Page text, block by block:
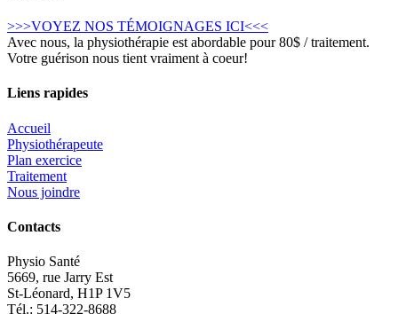
>>>VOYEZ NOS TÉMOIGNAGES ICI<<<
Avec nous, la physiothérapie est abordable pour 80$ / traitement.
Votre guérison nous tient vraiment à coeur!
Liens rapides
Accueil
Physiothérapeute
Plan exercice
Traitement
Nous joindre
Contacts
Physio Santé
5669, rue Jarry Est
St-Léonard, H1P 1V5
Tél.: 514-322-8688